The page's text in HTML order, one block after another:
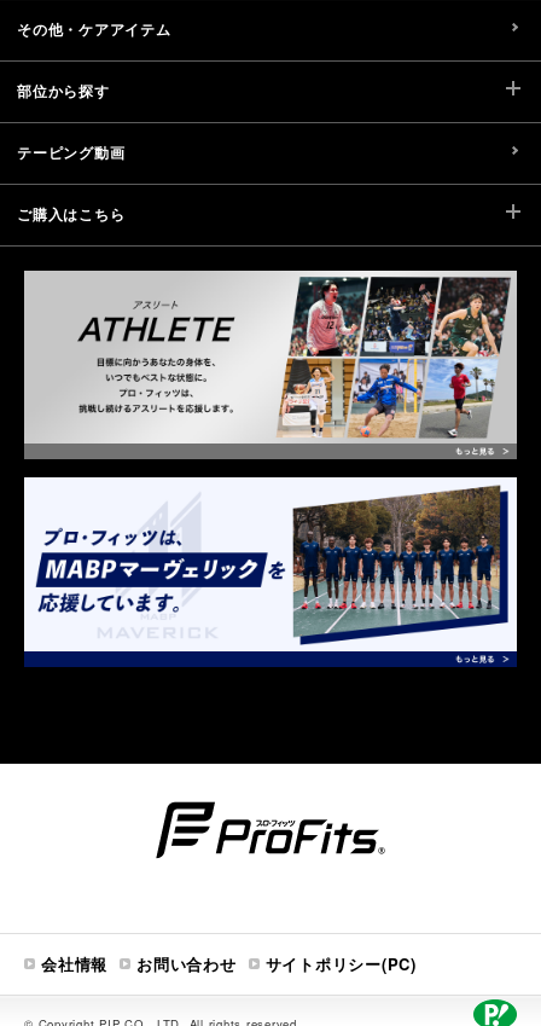
その他・ケアアイテム
部位から探す
テーピング動画
ご購入はこちら
会社情報 お問い合わせ サイトポリシー(PC)